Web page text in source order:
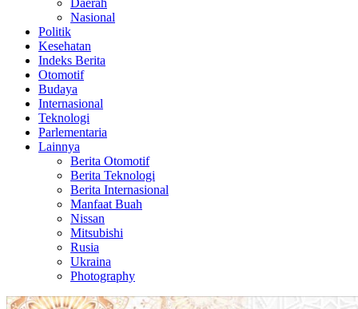
Daerah
Nasional
Politik
Kesehatan
Indeks Berita
Otomotif
Budaya
Internasional
Teknologi
Parlementaria
Lainnya
Berita Otomotif
Berita Teknologi
Berita Internasional
Manfaat Buah
Nissan
Mitsubishi
Rusia
Ukraina
Photography